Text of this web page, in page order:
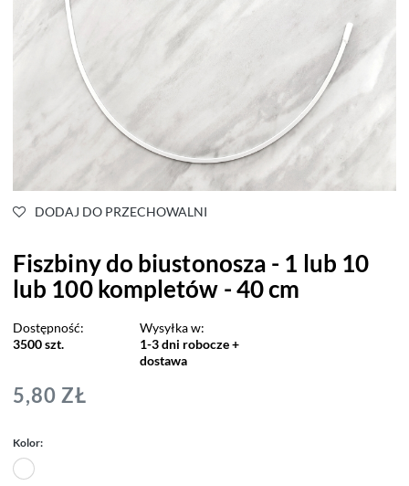
DODAJ DO PRZECHOWALNI
Fiszbiny do biustonosza - 1 lub 10
lub 100 kompletów - 40 cm
Dostępność:
3500 szt.
Wysyłka w:
1-3 dni robocze +
dostawa
5,80 ZŁ
Kolor: